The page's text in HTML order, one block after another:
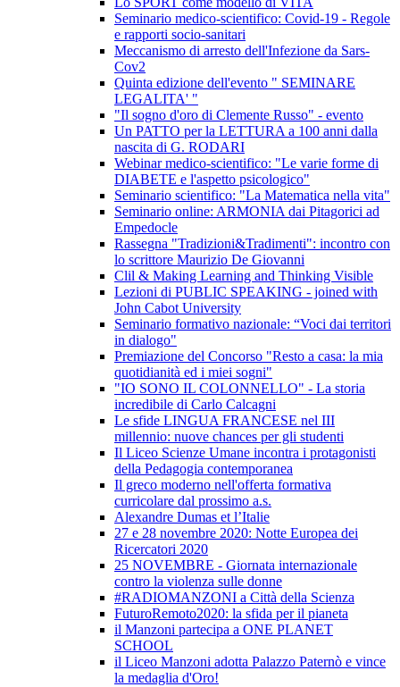
Seminario medico-scientifico: Covid-19 - Regole
e rapporti socio-sanitari
Meccanismo di arresto dell'Infezione da Sars-
Cov2
Quinta edizione dell'evento " SEMINARE
LEGALITA' "
"Il sogno d'oro di Clemente Russo" - evento
Un PATTO per la LETTURA a 100 anni dalla
nascita di G. RODARI
Webinar medico-scientifico: "Le varie forme di
DIABETE e l'aspetto psicologico"
Seminario scientifico: "La Matematica nella vita"
Seminario online: ARMONIA dai Pitagorici ad
Empedocle
Rassegna "Tradizioni&Tradimenti": incontro con
lo scrittore Maurizio De Giovanni
Clil & Making Learning and Thinking Visible
Lezioni di PUBLIC SPEAKING - joined with
John Cabot University
Seminario formativo nazionale: “Voci dai territori
in dialogo"
Premiazione del Concorso "Resto a casa: la mia
quotidianità ed i miei sogni"
"IO SONO IL COLONNELLO" - La storia
incredibile di Carlo Calcagni
Le sfide LINGUA FRANCESE nel III
millennio: nuove chances per gli studenti
Il Liceo Scienze Umane incontra i protagonisti
della Pedagogia contemporanea
Il greco moderno nell'offerta formativa
curricolare dal prossimo a.s.
Alexandre Dumas et l’Italie
27 e 28 novembre 2020: Notte Europea dei
Ricercatori 2020
25 NOVEMBRE - Giornata internazionale
contro la violenza sulle donne
#RADIOMANZONI a Città della Scienza
FuturoRemoto2020: la sfida per il pianeta
il Manzoni partecipa a ONE PLANET
SCHOOL
il Liceo Manzoni adotta Palazzo Paternò e vince
la medaglia d'Oro!